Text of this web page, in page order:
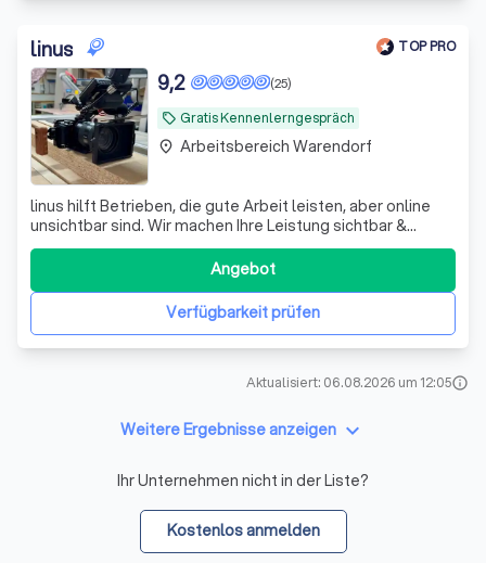
linus TOP PRO
local_offer Gratis Kennenlerngespräch
(25)
9,2
linus hilft Betrieben, die gute Arbeit leisten, aber online
unsichtbar sind. Wir machen Ihre Leistung sichtbar &
relevant.
Verfügbarkeit prüfen
Angebot
place Arbeitsbereich Warendorf
Aktualisiert: 06.08.2026 um 12:05info
Weitere Ergebnisse anzeigen keyboard_arrow_down
Ihr Unternehmen nicht in der Liste?
Kostenlos anmelden